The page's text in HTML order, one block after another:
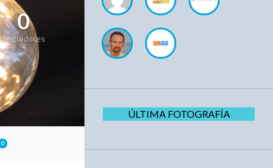
0
Seguidores
0
ÚLTIMA FOTOGRAFÍA